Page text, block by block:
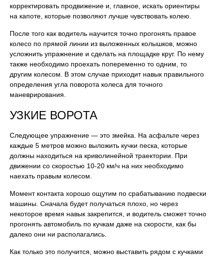
корректировать продвижение и, главное, искать ориентиры
на капоте, которые позволяют лучше чувствовать колею.
После того как водитель научится точно прогонять правое
колесо по прямой линии из выложенных колышков, можно
усложнить упражнение и сделать на площадке круг. По нему
также необходимо проехать попеременно то одним, то
другим колесом. В этом случае приходит навык правильного
определения угла поворота колеса для точного
маневрирования.
УЗКИЕ ВОРОТА
Следующее упражнение — это змейка. На асфальте через
каждые 5 метров можно выложить кучки песка, которые
должны находиться на криволинейной траектории. При
движении со скоростью 10-20 км/ч на них необходимо
наехать правым колесом.
Момент контакта хорошо ощутим по срабатыванию подвески
машины. Сначала будет получаться плохо, но через
некоторое время навык закрепится, и водитель сможет точно
прогонять автомобиль по кучкам даже на скорости, как бы
далеко они ни располагались.
Как только это получится, можно выставить рядом с кучками